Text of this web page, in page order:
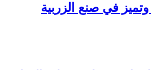
في صنع الزربية